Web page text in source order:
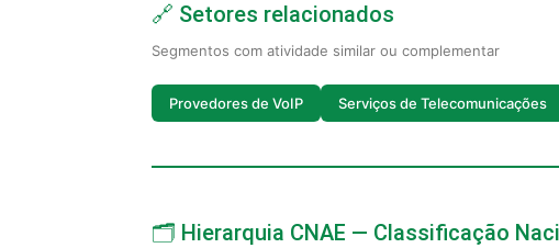
🔗 Setores relacionados
Segmentos com atividade similar ou complementar
Provedores de VoIP Serviços de Telecomunicações
🗂️ Hierarquia CNAE — Classificação